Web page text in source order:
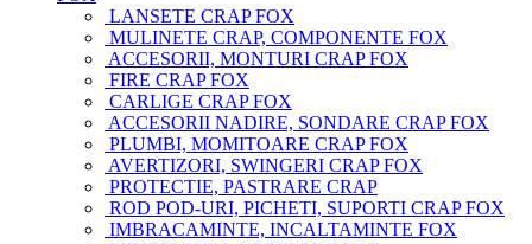
LANSETE CRAP FOX
MULINETE CRAP, COMPONENTE FOX
ACCESORII, MONTURI CRAP FOX
FIRE CRAP FOX
CARLIGE CRAP FOX
ACCESORII NADIRE, SONDARE CRAP FOX
PLUMBI, MOMITOARE CRAP FOX
AVERTIZORI, SWINGERI CRAP FOX
PROTECTIE, PASTRARE CRAP
ROD POD-URI, PICHETI, SUPORTI CRAP FOX
IMBRACAMINTE, INCALTAMINTE FOX